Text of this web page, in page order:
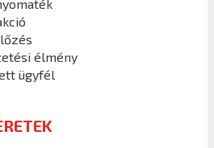
élmény
ügyfél